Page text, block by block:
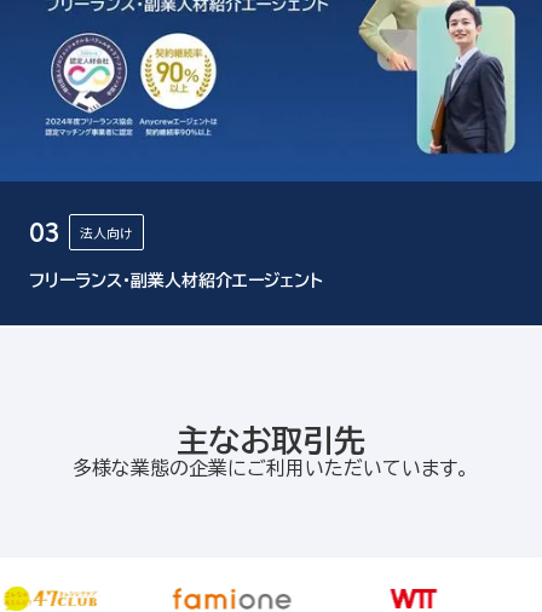
03 法人向け
フリーランス・副業人材紹介エージェント
主なお取引先
多様な業態の企業にご利用いただいています。